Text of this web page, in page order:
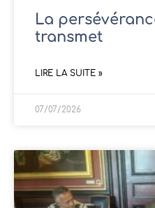
La
transmet
LIRE LA SUITE »
07/07/2026